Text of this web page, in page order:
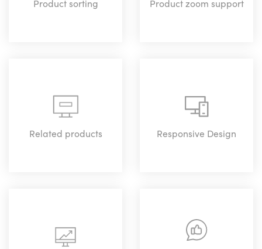
Product sorting Product zoom support
Related products Responsive Design